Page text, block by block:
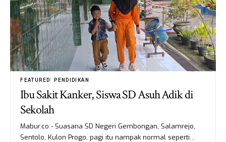
FEATURED PENDIDIKAN
Ibu Sakit Kanker, Siswa SD Asuh Adik di
Sekolah
Mabur.co - Suasana SD Negeri Gembongan, Salamrejo,
Sentolo, Kulon Progo, pagi itu nampak normal seperti…